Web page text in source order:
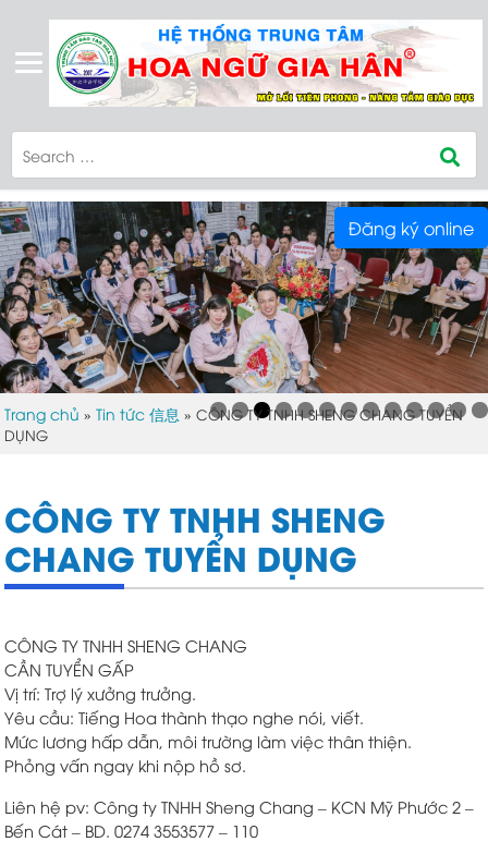
Trang chủ »Tin tức 信息 »CÔNG TY TNHH SHENG CHANG TUYỂN
DỤNG
CÔNG TY TNHH SHENG
CHANG TUYỂN DỤNG
CÔNG TY TNHH SHENG CHANG
CẦN TUYỂN GẤP
Vị trí: Trợ lý xưởng trưởng.
Yêu cầu: Tiếng Hoa thành thạo nghe nói, viết.
Mức lương hấp dẫn, môi trường làm việc thân thiện.
Phỏng vấn ngay khi nộp hồ sơ.
Liên hệ pv: Công ty TNHH Sheng Chang – KCN Mỹ Phước 2 –
Bến Cát – BD. 0274 3553577 – 110
Đăng ký online